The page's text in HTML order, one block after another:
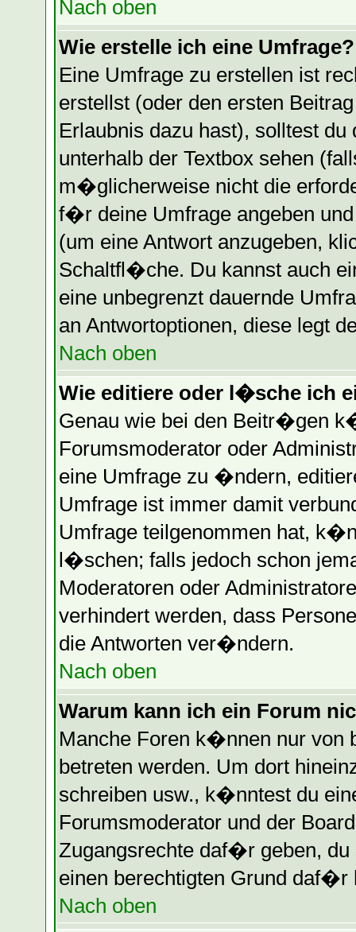
Nach oben
Wie erstelle ich eine Umfrage?
Eine Umfrage zu erstellen ist
erstellst (oder den ersten
Erlaubnis dazu hast), solltest du
unterhalb der Textbox sehen
m�glicherweise nicht die
f�r deine Umfrage angeben
(um eine Antwort anzugeben,
Schaltfl�che. Du kannst auch
eine unbegrenzt dauernde
an Antwortoptionen, diese legt
Nach oben
Wie editiere oder l�sche ich
Genau wie bei den Beitr�gen
Forumsmoderator oder
eine Umfrage zu �ndern,
Umfrage ist immer damit
Umfrage teilgenommen hat,
l�schen; falls jedoch schon
Moderatoren oder
verhindert werden, dass
die Antworten ver�ndern.
Nach oben
Warum kann ich ein Forum
Manche Foren k�nnen nur von
betreten werden. Um dort
schreiben usw., k�nntest du
Forumsmoderator und der
Zugangsrechte daf�r geben, du
einen berechtigten Grund daf�r
Nach oben